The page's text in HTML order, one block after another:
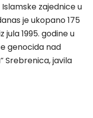
zajednice u
je ukopano 175
1995. godine u
genocida nad
Srebrenica, javila